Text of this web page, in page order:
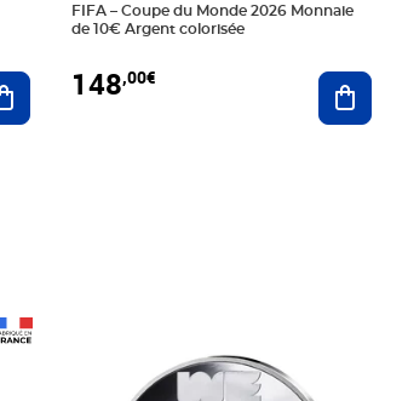
Ajouter au panier
FIFA – Coupe du Monde 2026 Monnaie
de 10€ Argent colorisée
148,00€